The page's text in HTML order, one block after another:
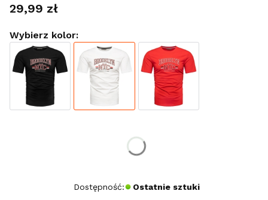
Cena
29,99 zł
Wybierz kolor:
Dostępność: Ostatnie sztuki